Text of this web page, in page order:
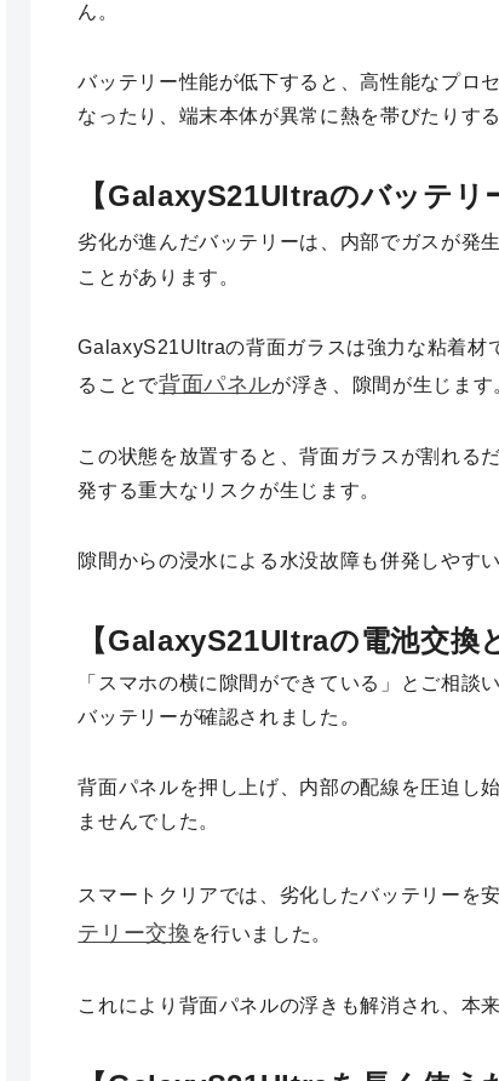
ん。
バッテリー性能が低下すると、高性能なプロ
なったり、端末本体が異常に熱を帯びたりす
【GalaxyS21Ultraのバッテリ
劣化が進んだバッテリーは、内部でガスが発
ことがあります。
GalaxyS21Ultraの背面ガラスは強力な粘着材
ることで背面パネルが浮き、隙間が生じます
この状態を放置すると、背面ガラスが割れる
発する重大なリスクが生じます。
隙間からの浸水による水没故障も併発しやす
【GalaxyS21Ultraの電池交換
「スマホの横に隙間ができている」とご相
バッテリーが確認されました。
背面パネルを押し上げ、内部の配線を圧迫し
ませんでした。
スマートクリアでは、劣化したバッテリーを
テリー交換 を行いました。
これにより背面パネルの浮きも解消され、本